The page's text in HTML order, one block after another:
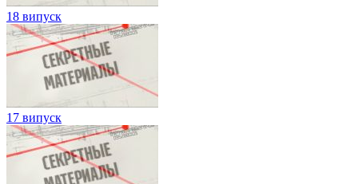
18 випуск
17 випуск